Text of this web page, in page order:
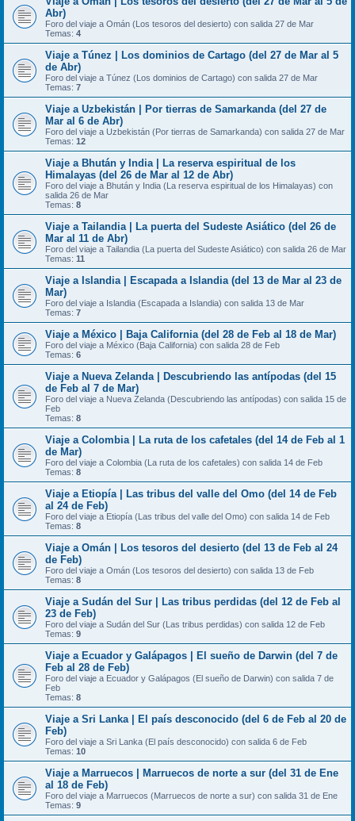
Abr)
Foro del viaje a Omán (Los tesoros del desierto) con salida 27 de Mar
Temas: 4
Viaje a Túnez | Los dominios de Cartago (del 27 de Mar al 5
de Abr)
Foro del viaje a Túnez (Los dominios de Cartago) con salida 27 de Mar
Temas: 7
Viaje a Uzbekistán | Por tierras de Samarkanda (del 27 de
Mar al 6 de Abr)
Foro del viaje a Uzbekistán (Por tierras de Samarkanda) con salida 27 de Mar
Temas: 12
Viaje a Bhután y India | La reserva espiritual de los
Himalayas (del 26 de Mar al 12 de Abr)
Foro del viaje a Bhután y India (La reserva espiritual de los Himalayas) con
salida 26 de Mar
Temas: 8
Viaje a Tailandia | La puerta del Sudeste Asiático (del 26 de
Mar al 11 de Abr)
Foro del viaje a Tailandia (La puerta del Sudeste Asiático) con salida 26 de Mar
Temas: 11
Viaje a Islandia | Escapada a Islandia (del 13 de Mar al 23 de
Mar)
Foro del viaje a Islandia (Escapada a Islandia) con salida 13 de Mar
Temas: 7
Viaje a México | Baja California (del 28 de Feb al 18 de Mar)
Foro del viaje a México (Baja California) con salida 28 de Feb
Temas: 6
Viaje a Nueva Zelanda | Descubriendo las antípodas (del 15
de Feb al 7 de Mar)
Foro del viaje a Nueva Zelanda (Descubriendo las antípodas) con salida 15 de
Feb
Temas: 8
Viaje a Colombia | La ruta de los cafetales (del 14 de Feb al 1
de Mar)
Foro del viaje a Colombia (La ruta de los cafetales) con salida 14 de Feb
Temas: 8
Viaje a Etiopía | Las tribus del valle del Omo (del 14 de Feb
al 24 de Feb)
Foro del viaje a Etiopía (Las tribus del valle del Omo) con salida 14 de Feb
Temas: 8
Viaje a Omán | Los tesoros del desierto (del 13 de Feb al 24
de Feb)
Foro del viaje a Omán (Los tesoros del desierto) con salida 13 de Feb
Temas: 8
Viaje a Sudán del Sur | Las tribus perdidas (del 12 de Feb al
23 de Feb)
Foro del viaje a Sudán del Sur (Las tribus perdidas) con salida 12 de Feb
Temas: 9
Viaje a Ecuador y Galápagos | El sueño de Darwin (del 7 de
Feb al 28 de Feb)
Foro del viaje a Ecuador y Galápagos (El sueño de Darwin) con salida 7 de
Feb
Temas: 8
Viaje a Sri Lanka | El país desconocido (del 6 de Feb al 20 de
Feb)
Foro del viaje a Sri Lanka (El país desconocido) con salida 6 de Feb
Temas: 10
Viaje a Marruecos | Marruecos de norte a sur (del 31 de Ene
al 18 de Feb)
Foro del viaje a Marruecos (Marruecos de norte a sur) con salida 31 de Ene
Temas: 9